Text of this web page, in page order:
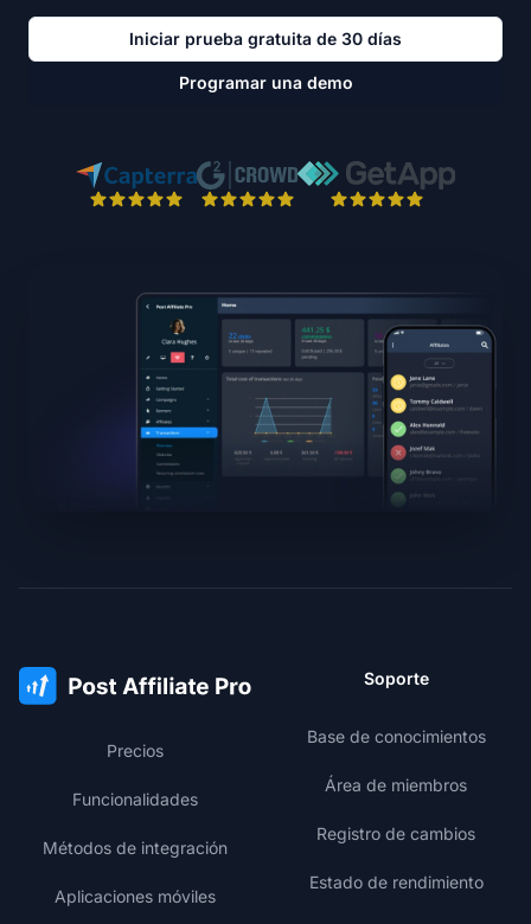
Iniciar prueba gratuita de 30 días
Programar una demo
Precios
Funcionalidades
Métodos de integración
Aplicaciones móviles
Soporte
Base de conocimientos
Área de miembros
Registro de cambios
Estado de rendimiento